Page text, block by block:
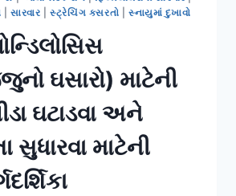
સારવાર |સ્ટ્રેચિંગ કસરતો સ્નાયુમાં દુખાવો
ઘસારો) માટેની
ઘટાડવા અને
સુધારવા માટેની